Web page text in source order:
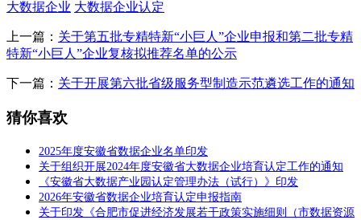
大数据企业 大数据企业认定
上一篇： 关于第五批专精特新“小巨人”企业申报和第二批专精
特新“小巨人”企业复核拟推荐名单的公示
下一篇： 关于开展第六批省级服务型制造示范遴选工作的通知
猜你喜欢
2025年度安徽省数据企业名单印发
关于组织开展2024年度安徽省大数据企业培育认定工作的通知
《安徽省大数据产业园认定管理办法（试行）》印发
2026年安徽省数据企业培育认定申报指南
关于印发《合肥市促进经济发展若干政策实施细则（市数据资源